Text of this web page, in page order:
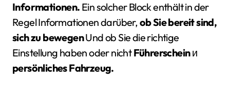
Informationen. Ein solcher Block enthält in der
Regel Informationen darüber,ob Sie bereit sind,
sich zu bewegenUnd ob Sie die richtige
Einstellung haben oder nichtFührerscheinи
persönliches Fahrzeug.